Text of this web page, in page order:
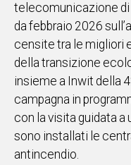
SPORT
EVENTI
STORIE
VIDEO
telecomunicazione
da febbraio 2026
censite tra le migliori
della transizione
insieme a Inwit della
campagna in
con la visita guidata a
sono installati le
antincendio.